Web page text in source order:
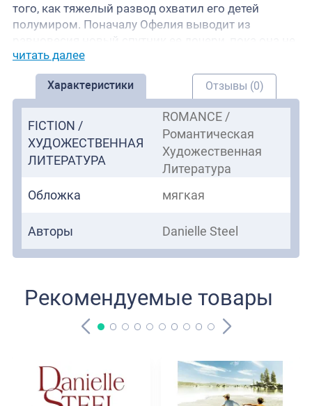
того, как тяжелый развод охватил его детей
полумиром. Поначалу Офелия выводит из
равновесия новый спутник ее дочери, пока она не
понимает, сколько радости он приносит в их
жизнь. Пока Мэтт сталкивается с
незавершенными делами из своего прошлого, а
Офелия поражает потрясающая измена, из тьмы,
омрачившей их обоих, появляется неожиданный
дар надежды.
читать далее
Характеристики Отзывы (0)
FICTION /
ХУДОЖЕСТВЕННАЯ
ЛИТЕРАТУРА
ROMANCE /
Романтическая
Художественная
Литература
Обложка
мягкая
Авторы Danielle Steel
Рекомендуемые товары